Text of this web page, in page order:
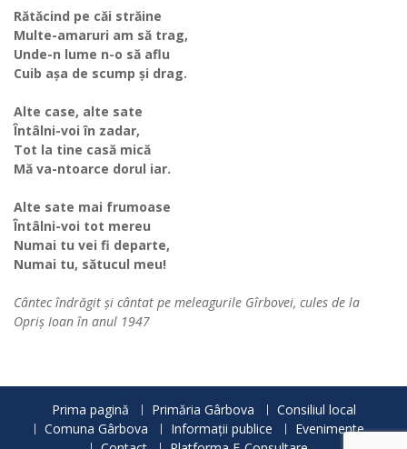
Rătăcind pe căi străine
Multe-amaruri am să trag,
Unde-n lume n-o să aflu
Cuib așa de scump și drag.
Alte case, alte sate
Întâlni-voi în zadar,
Tot la tine casă mică
Mă va-ntoarce dorul iar.
Alte sate mai frumoase
Întâlni-voi tot mereu
Numai tu vei fi departe,
Numai tu, sătucul meu!
Cântec îndrăgit și cântat pe meleagurile Gîrbovei, cules de la
Opriș Ioan în anul 1947
Prima pagină Primăria Gârbova
Consiliul local
Comuna Gârbova
Informații publice
Evenimente